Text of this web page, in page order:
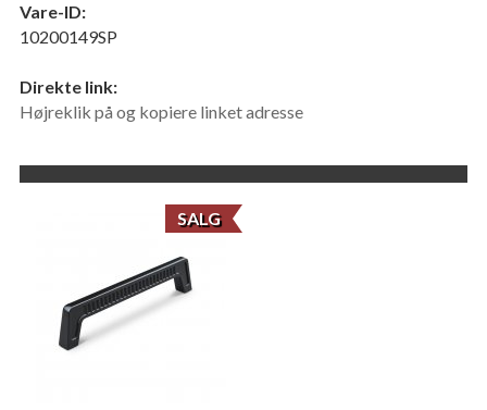
Vare-ID:
10200149SP
Direkte link:
Højreklik på og kopiere linket adresse
SALG